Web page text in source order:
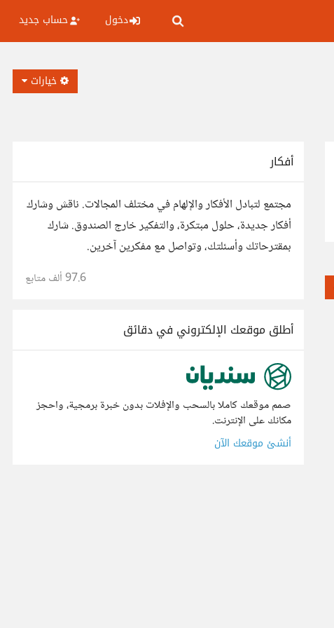
دخول حساب جديد
خيارات
أفكار
مجتمع لتبادل الأفكار والإلهام في مختلف المجالات. ناقش وشارك
أفكار جديدة، حلول مبتكرة، والتفكير خارج الصندوق. شارك
بمقترحاتك وأسئلتك، وتواصل مع مفكرين آخرين.
97.6 ألف متابع
أطلق موقعك الإلكتروني في دقائق
صمم موقعك كاملا بالسحب والإفلات بدون خبرة برمجية، واحجز
مكانك على الإنترنت.
أنشئ موقعك الآن